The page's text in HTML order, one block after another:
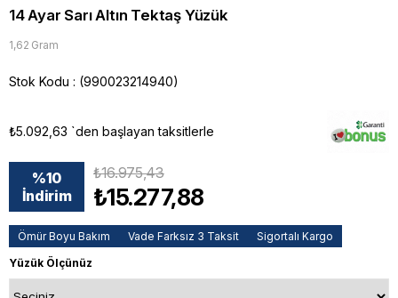
14 Ayar Sarı Altın Tektaş Yüzük
1,62 Gram
Stok Kodu (990023214940)
₺5.092,63 `den başlayan taksitlerle
%10
İndirim
₺16.975,43
₺15.277,88
Ömür Boyu Bakım Vade Farksız 3 Taksit
Sigortalı Kargo
Yüzük Ölçünüz